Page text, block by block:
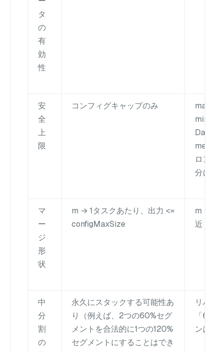
タ
の
有
効
性
安
全
上
限
コンフィグキャップのみ
ロン
分にな
マ
ー
ジ
形
状
m → 1タスクあたり、出力 <=
configMaxSize
m → n,
近く
中
分
割
の
永久にスタックする可能性あ
り（例えば、2つの60%セグ
メントを合法的に1つの120%
セグメントにすることはでき
リパ
「
ンはな